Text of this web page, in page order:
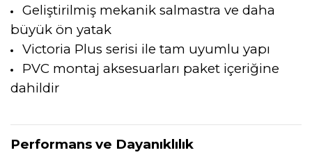
Geliştirilmiş mekanik salmastra ve daha
büyük ön yatak
Victoria Plus serisi ile tam uyumlu yapı
PVC montaj aksesuarları paket içeriğine
dahildir
Performans ve Dayanıklılık